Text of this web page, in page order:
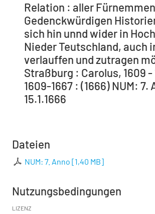
Relation : aller
Gedenckwürdigen
sich hin unnd wider in
Nieder Teutschland, auch
verlauffen und zutragen
Straßburg : Carolus, 1609 -
1609-1667 : (1666) NUM: 7.
15.1.1666
Dateien
NUM: 7. Anno [1,40 MB]
Nutzungsbedingungen
LIZENZ